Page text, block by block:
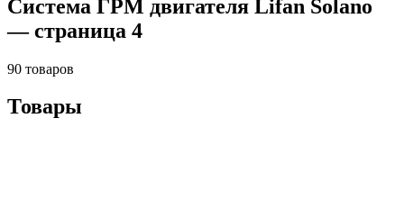
Система ГРМ двигателя Lifan Solano
— страница 4
90 товаров
Товары